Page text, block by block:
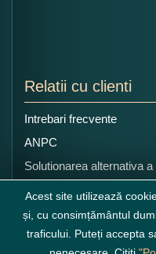
Relatii cu clienti
Intrebari frecvente
ANPC
Solutionarea alternativa a
litigiilor
Acest site utilizează
și, cu consimțământul
traficului. Puteți accepta